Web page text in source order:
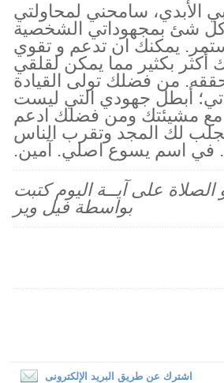
الأبدي، سامحني لمحاولتي
شئ بمجهوداتي الشخصية
يمكنك ان تدعم و تقوي
أكثر بكثير مما يمكن لقلقي
من فضلك تولى القيادة
أبطل جهودي التي ليست
مع مشيئتك ومن فضلك ادعم
لك المجد وتقرب الناس
في اسم يسوع اصلي. آمين.
الصلاة على آيــة اليوم كتبت
بواسطة فيل وير
اشترك عن طريق البريد الإلكترونى